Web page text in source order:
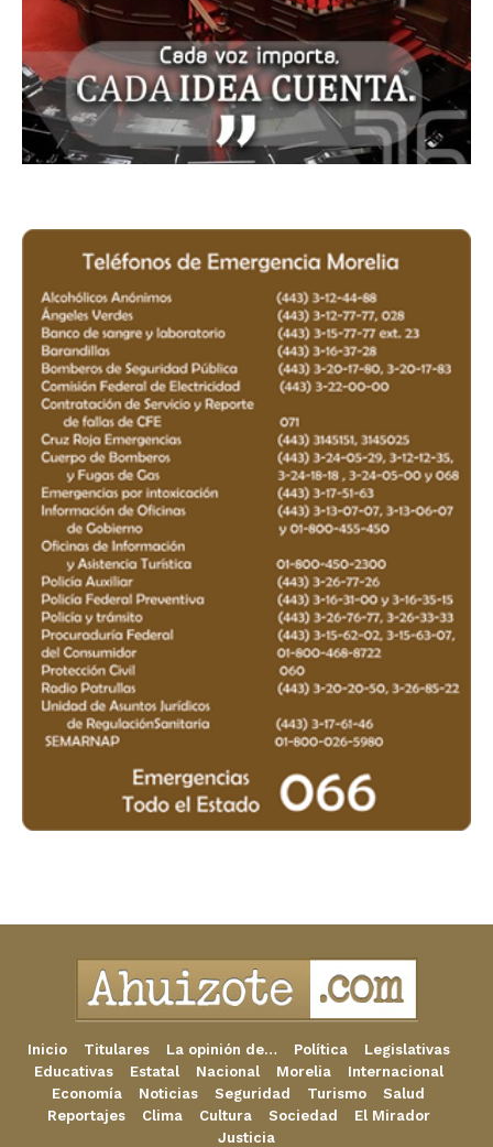
Inicio Titulares La opinión de… Política
Legislativas
Educativas
Estatal Nacional Morelia
Internacional
Economía
Noticias Seguridad Turismo
Salud
Reportajes
Clima Cultura Sociedad
El Mirador
Justicia